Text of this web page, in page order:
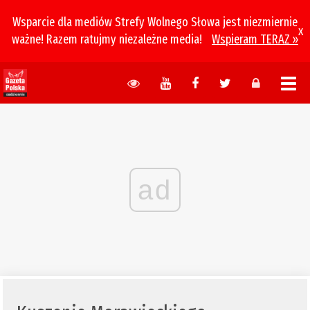
Wsparcie dla mediów Strefy Wolnego Słowa jest niezmiernie
ważne! Razem ratujmy niezależne media!
Wspieram TERAZ »
x
ad